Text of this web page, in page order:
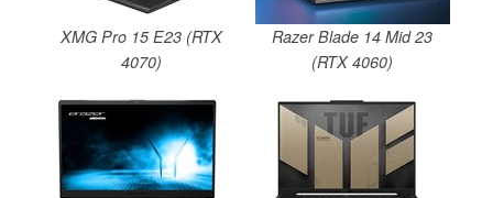
XMG Pro 15 E23 (RTX
4070)
Razer Blade 14 Mid 23
(RTX 4060)